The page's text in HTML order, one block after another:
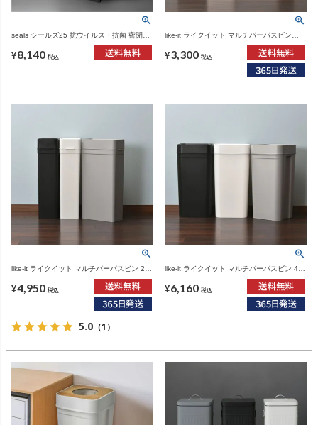
seals シールズ25 抗ウイルス・抗菌 密閉ダ
ストボックス 25L | インテリア雑貨・ゴミ箱
¥8,140 税込
like-it ライクイット マルチパーパスビン
9.5L | インテリア雑貨・ゴミ箱
¥3,300 税込
like-it ライクイット マルチパーパスビン 25L
¥4,950 税込
5.0 （1）
like-it ライクイット マルチパーパスビン 45L
¥6,160 税込